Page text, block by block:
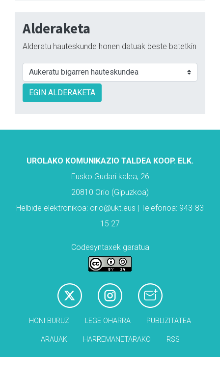
Alderaketa
Alderatu hauteskunde honen datuak beste batetkin
EGIN ALDERAKETA
UROLAKO KOMUNIKAZIO TALDEA KOOP. ELK.
Eusko Gudari kalea, 26
20810 Orio (Gipuzkoa)
Helbide elektronikoa: orio@ukt.eus | Telefonoa: 943-83
15 27
Codesyntaxek garatua
HONI BURUZ LEGE OHARRA PUBLIZITATEA
ARAUAK HARREMANETARAKO RSS